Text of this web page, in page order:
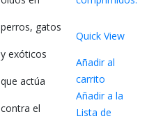
perros, gatos
y exóticos
que actúa
contra el
Quick View
Añadir al
carrito
Añadir a la
Lista de